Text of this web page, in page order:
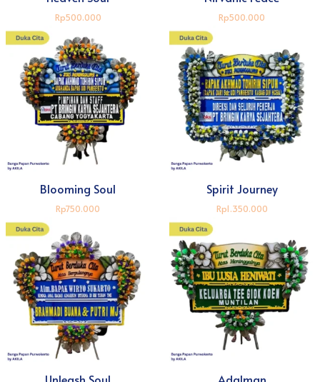
Rp500.000 Rp500.000
Blooming Soul
Rp750.000
Spirit Journey
Rp1.350.000